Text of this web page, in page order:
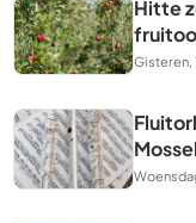
Hitte
Gisteren,